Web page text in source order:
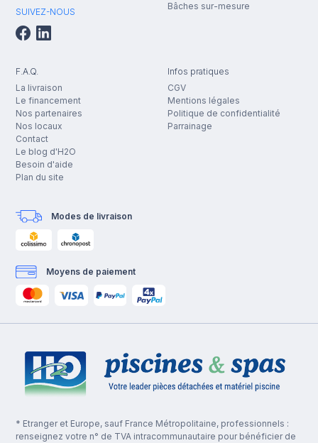
SUIVEZ-NOUS
Bâches sur-mesure
F.A.Q.
La livraison
Le financement
Nos partenaires
Nos locaux
Contact
Le blog d'H2O
Besoin d'aide
Plan du site
Infos pratiques
CGV
Mentions légales
Politique de confidentialité
Parrainage
Modes de livraison
Moyens de paiement
* Etranger et Europe, sauf France Métropolitaine, professionnels :
renseignez votre n° de TVA intracommunautaire pour bénéficier de